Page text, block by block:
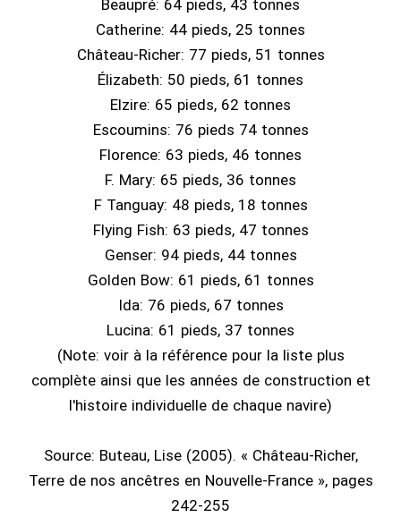
Beaupré: 64 pieds, 43 tonnes
Catherine: 44 pieds, 25 tonnes
Château-Richer: 77 pieds, 51 tonnes
Élizabeth: 50 pieds, 61 tonnes
Elzire: 65 pieds, 62 tonnes
Escoumins: 76 pieds 74 tonnes
Florence: 63 pieds, 46 tonnes
F. Mary: 65 pieds, 36 tonnes
F Tanguay: 48 pieds, 18 tonnes
Flying Fish: 63 pieds, 47 tonnes
Genser: 94 pieds, 44 tonnes
Golden Bow: 61 pieds, 61 tonnes
Ida: 76 pieds, 67 tonnes
Lucina: 61 pieds, 37 tonnes
(Note: voir à la référence pour la liste plus
complète ainsi que les années de construction et
l'histoire individuelle de chaque navire)
Source: Buteau, Lise (2005). « Château-Richer,
Terre de nos ancêtres en Nouvelle-France », pages
242-255